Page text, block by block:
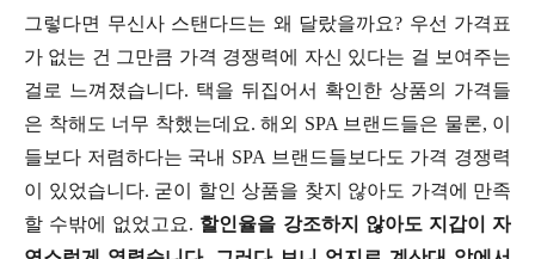
그렇다면 무신사 스탠다드는 왜 달랐을까요? 우선 가격표
가 없는 건 그만큼 가격 경쟁력에 자신 있다는 걸 보여주는
걸로 느껴졌습니다. 택을 뒤집어서 확인한 상품의 가격들
은 착해도 너무 착했는데요. 해외 SPA 브랜드들은 물론, 이
들보다 저렴하다는 국내 SPA 브랜드들보다도 가격 경쟁력
이 있었습니다. 굳이 할인 상품을 찾지 않아도 가격에 만족
할 수밖에 없었고요. 할인율을 강조하지 않아도 지갑이 자